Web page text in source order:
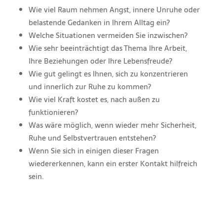
Wie viel Raum nehmen Angst, innere Unruhe oder
belastende Gedanken in Ihrem Alltag ein?
Welche Situationen vermeiden Sie inzwischen?
Wie sehr beeinträchtigt das Thema Ihre Arbeit,
Ihre Beziehungen oder Ihre Lebensfreude?
Wie gut gelingt es Ihnen, sich zu konzentrieren
und innerlich zur Ruhe zu kommen?
Wie viel Kraft kostet es, nach außen zu
funktionieren?
Was wäre möglich, wenn wieder mehr Sicherheit,
Ruhe und Selbstvertrauen entstehen?
Wenn Sie sich in einigen dieser Fragen
wiedererkennen, kann ein erster Kontakt hilfreich
sein.